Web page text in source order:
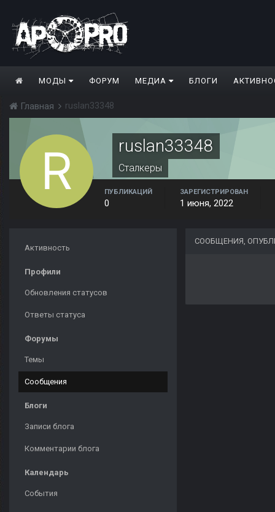
МОДЫ ФОРУМ МЕДИА БЛОГИ
Главная ruslan33348
ruslan33348
Сталкеры
ПУБЛИКАЦИЙ
0
ЗАРЕГИСТРИРОВАН
1 июня, 2022
Активность
Профили
Обновления статусов
Ответы статуса
Форумы
Темы
Сообщения
Блоги
Записи блога
Комментарии блога
Календарь
События
СООБЩЕНИЯ,